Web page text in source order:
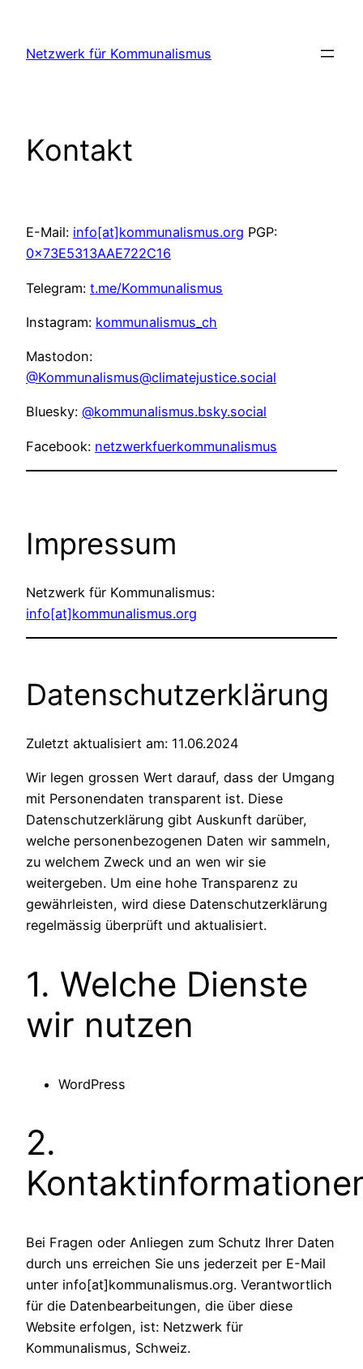
springen
Netzwerk für Kommunalismus
Kontakt
E-Mail: info[at]kommunalismus.org PGP:
0x73E5313AAE722C16
Telegram: t.me/Kommunalismus
Instagram: kommunalismus_ch
Mastodon:
@Kommunalismus@climatejustice.social
Bluesky: @kommunalismus.bsky.social
Facebook: netzwerkfuerkommunalismus
Impressum
Netzwerk für Kommunalismus:
info[at]kommunalismus.org
Datenschutzerklärung
Zuletzt aktualisiert am: 11.06.2024
Wir legen grossen Wert darauf, dass der Umgang
mit Personendaten transparent ist. Diese
Datenschutzerklärung gibt Auskunft darüber,
welche personenbezogenen Daten wir sammeln,
zu welchem Zweck und an wen wir sie
weitergeben. Um eine hohe Transparenz zu
gewährleisten, wird diese Datenschutzerklärung
regelmässig überprüft und aktualisiert.
1. Welche Dienste
wir nutzen
WordPress
2.
Bei Fragen oder Anliegen zum Schutz Ihrer Daten
durch uns erreichen Sie uns jederzeit per E-Mail
unter info[at]kommunalismus.org. Verantwortlich
für die Datenbearbeitungen, die über diese
Website erfolgen, ist: Netzwerk für
Kommunalismus, Schweiz.